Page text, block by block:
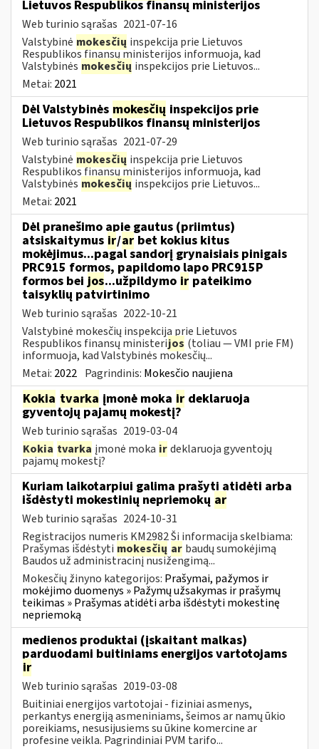
Lietuvos Respublikos finansų ministerijos
Web turinio sąrašas 2021-07-16
Valstybinė mokesčių inspekcija prie Lietuvos
Respublikos finansų ministerijos informuoja, kad
Valstybinės mokesčių inspekcijos prie Lietuvos...
Metai: 2021
Dėl Valstybinės mokesčių inspekcijos prie
Lietuvos Respublikos finansų ministerijos
Web turinio sąrašas 2021-07-29
Valstybinė mokesčių inspekcija prie Lietuvos
Respublikos finansų ministerijos informuoja, kad
Valstybinės mokesčių inspekcijos prie Lietuvos...
Metai: 2021
Dėl pranešimo apie gautus (priimtus)
atsiskaitymus ir/ar bet kokius kitus
mokėjimus...pagal sandorį grynaisiais pinigais
PRC915 formos, papildomo lapo PRC915P
formos bei jos...užpildymo ir pateikimo
taisyklių patvirtinimo
Web turinio sąrašas 2022-10-21
Valstybinė mokesčių inspekcija prie Lietuvos
Respublikos finansų ministerijos (toliau ― VMI prie FM)
informuoja, kad Valstybinės mokesčių...
Metai: 2022 Pagrindinis: Mokesčio naujiena
Kokia tvarka įmonė moka ir deklaruoja
gyventojų pajamų mokestį?
Web turinio sąrašas 2019-03-04
Kokia tvarka įmonė moka irdeklaruoja gyventojų
pajamų mokestį?
Kuriam laikotarpiui galima prašyti atidėti arba
išdėstyti mokestinių nepriemokų ar
Web turinio sąrašas 2024-10-31
Registracijos numeris KM2982 Ši informacija skelbiama:
Prašymas išdėstyti mokesčių ar baudų sumokėjimą
Baudos už administracinį nusižengimą...
Mokesčių žinyno kategorijos: Prašymai, pažymos ir
mokėjimo duomenys » Pažymų užsakymas ir prašymų
teikimas » Prašymas atidėti arba išdėstyti mokestinę
nepriemoką
medienos produktai (įskaitant malkas)
parduodami buitiniams energijos vartotojams
ir
Web turinio sąrašas 2019-03-08
Buitiniai energijos vartotojai - fiziniai asmenys,
perkantys energiją asmeniniams, šeimos ar namų ūkio
poreikiams, nesusijusiems su ūkine komercine ar
profesine veikla. Pagrindiniai PVM tarifo...